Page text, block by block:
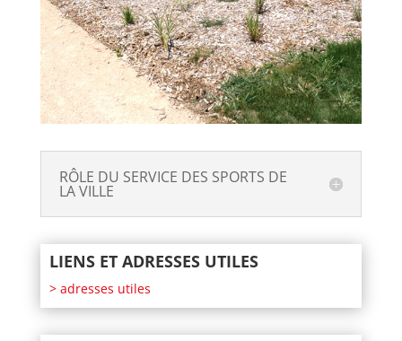
RÔLE DU SERVICE DES SPORTS DE
LA VILLE
LIENS ET ADRESSES UTILES
> adresses utiles